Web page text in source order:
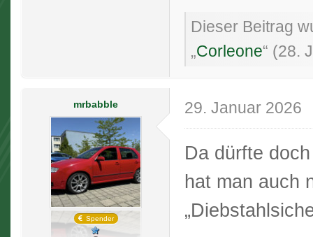
Dieser Beitrag
„Corleone“ (28.
mrbabble
Spender
29. Januar 2026
Da dürfte
hat man auch